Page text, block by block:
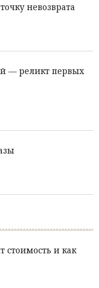
невозврата
— реликт первых
стоимость и как